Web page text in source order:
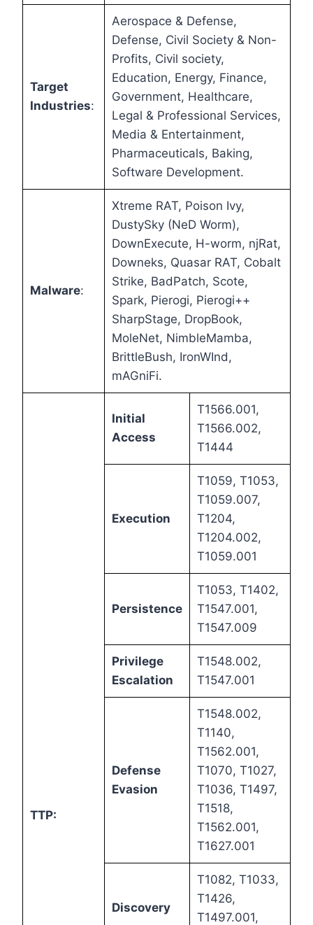
Target
Industries:
Aerospace & Defense,
Defense, Civil Society & Non-
Profits, Civil society,
Education, Energy, Finance,
Government, Healthcare,
Legal & Professional Services,
Media & Entertainment,
Pharmaceuticals, Baking,
Software Development.
Malware:
Xtreme RAT, Poison Ivy,
DustySky (NeD Worm),
DownExecute, H-worm, njRat,
Downeks, Quasar RAT, Cobalt
Strike, BadPatch, Scote,
Spark, Pierogi, Pierogi++
SharpStage, DropBook,
MoleNet, NimbleMamba,
BrittleBush, IronWInd,
mAGniFi.
TTP:
Initial
Access
T1566.001,
T1566.002,
T1444
Execution
T1059, T1053,
T1059.007,
T1204,
T1204.002,
T1059.001
Persistence
T1053, T1402,
T1547.001,
T1547.009
Privilege
Escalation
T1548.002,
T1547.001
Defense
Evasion
T1548.002,
T1140,
T1562.001,
T1070, T1027,
T1036, T1497,
T1518,
T1562.001,
T1627.001
Discovery
T1082, T1033,
T1426,
T1497.001,